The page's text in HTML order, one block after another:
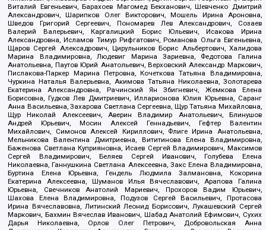
Виталий Евгеньевич, Барахоев Магомед Бекханович, Шевченко Дмитрий
Александрович, Шарипков Олег Викторович, Мошель Ирина Ароновна,
Шведов Григорий Сергеевич, Пономарев Лев Александрович, Созаев
Валерий Валерьевич, Каргалицкий Борис Юльевич, Исакова Ирина
Александровна, Исламов Тимур Рифгатович, Романова Ольга Евгеньевна,
Щаров Сергей Алексадрович, Цирульников Борис Альбертович, Халидова
Марина Владимировна, Людевиг Марина Зариевна, Федотова Галина
Анатольевна, Паутов Юрий Анатольевич, Верховский Александр Маркович,
Пислакова-Паркер Марина Петровна, Кочеткова Татьяна Владимировна,
Чуркина Наталья Валерьевна, Акимова Татьяна Николаевна, Золотарева
Екатерина Александровна, Рачинский Ян Збигневич, Жемкова Елена
Борисовна, Гудков Лев Дмитриевич, Илларионова Юлия Юрьевна, Саранг
Анна Васильевна, Захарова Светлана Сергеевна, Щур Татьяна Михайловна,
Щур Николай Алексеевич, Аверин Владимир Анатольевич, Блинушов
Андрей Юрьевич, Мосин Алексей Геннадьевич, Гефтер Валентин
Михайлович, Симонов Алексей Кириллович, Флиге Ирина Анатольевна,
Мельникова Валентина Дмитриевна, Вититинова Елена Владимировна,
Баженова Светлана Куприяновна, Исаев Сергей Владимирович, Максимов
Сергей Владимирович, Беляев Сергей Иванович, Голубева Елена
Николаевна, Ганнушкина Светлана Алексеевна, Закс Елена Владимировна,
Буртина Елена Юрьевна, Гендель Людмила Залмановна, Кокорина
Екатерина Алексеевна, Шуманов Илья Вячеславович, Арапова Галина
Юрьевна, Свечников Анатолий Мариевич, Прохоров Вадим Юрьевич,
Шахова Елена Владимировна, Подузов Сергей Васильевич, Протасова
Ирина Вячеславовна, Литинский Леонид Борисович, Лукашевский Сергей
Маркович, Бахмин Вячеслав Иванович, Шабад Анатолий Ефимович, Сухих
Дарья Николаевна, Орлов Олег Петрович, Добровольская Анна